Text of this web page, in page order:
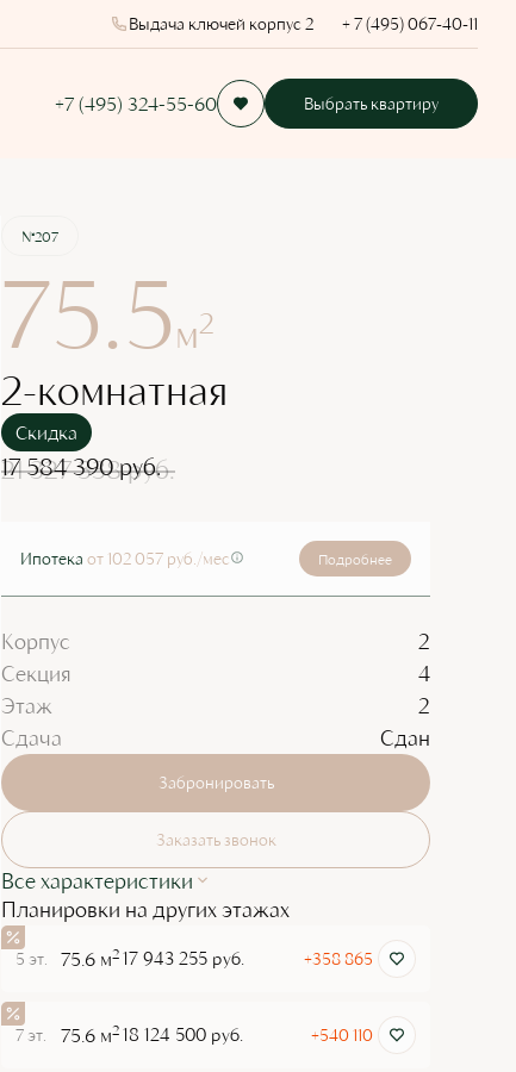
Выдача ключей корпус 2 + 7 (495) 067-40-11
+7 (495) 324-55-60 Выбрать квартиру
Забронировать
№207
75.5м2
2-комнатная
Скидка
21 327 338 руб.
17 584 390 руб.
Ипотека от 102 057 руб./мес Подробнее
Корпус
2
Секция
4
Этаж
2
Сдача
Сдан
Забронировать
Заказать звонок
Все характеристики
Планировки на других этажах
5 эт. 75.6 м2 17 943 255 руб. +358 865
7 эт. 75.6 м2 18 124 500 руб. +540 110